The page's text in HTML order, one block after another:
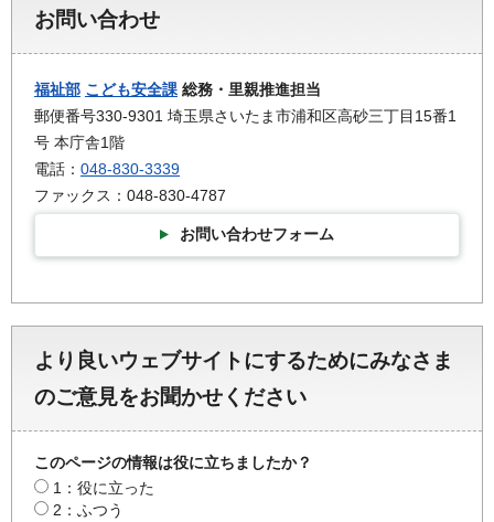
お問い合わせ
福祉部 こども安全課 総務・里親推進担当
郵便番号330-9301 埼玉県さいたま市浦和区高砂三丁目15番1
号 本庁舎1階
電話： 048-830-3339
ファックス：048-830-4787
お問い合わせフォーム
より良いウェブサイトにするためにみなさま
のご意見をお聞かせください
このページの情報は役に立ちましたか？
1：役に立った
2：ふつう